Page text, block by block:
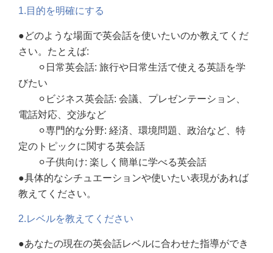
1.目的を明確にする
●どのような場面で英会話を使いたいのか教えてくだ
さい。たとえば:
⚪︎日常英会話: 旅行や日常生活で使える英語を学
びたい
⚪︎ビジネス英会話: 会議、プレゼンテーション、
電話対応、交渉など
⚪︎専門的な分野: 経済、環境問題、政治など、特
定のトピックに関する英会話
⚪︎子供向け: 楽しく簡単に学べる英会話
●具体的なシチュエーションや使いたい表現があれば
教えてください。
2.レベルを教えてください
●あなたの現在の英会話レベルに合わせた指導ができ